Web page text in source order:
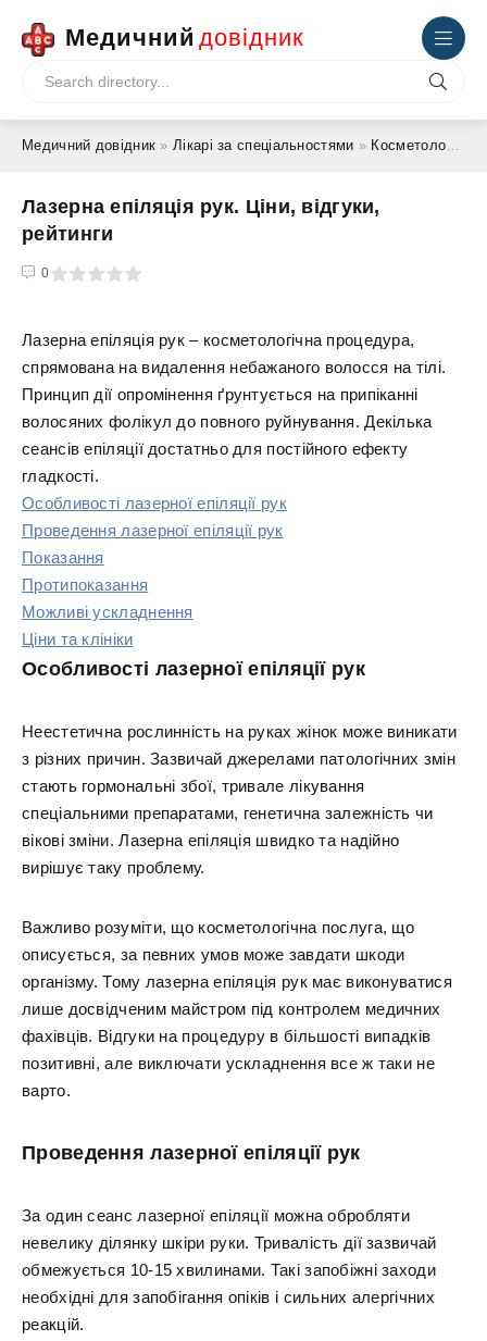
Медичний довідник
Медичний довідник »Лікарі за спеціальностями » Косметолог »
Лазерна епіляція рук. Ціни, відгуки,
рейтинги
0
5
Лазерна епіляція рук – косметологічна процедура,
спрямована на видалення небажаного волосся на тілі.
Принцип дії опромінення ґрунтується на припіканні
волосяних фолікул до повного руйнування. Декілька
сеансів епіляції достатньо для постійного ефекту
гладкості.
Особливості лазерної епіляції рук
Проведення лазерної епіляції рук
Показання
Протипоказання
Можливі ускладнення
Ціни та клініки
Особливості лазерної епіляції рук
Неестетична рослинність на руках жінок може виникати
з різних причин. Зазвичай джерелами патологічних змін
стають гормональні збої, тривале лікування
спеціальними препаратами, генетична залежність чи
вікові зміни. Лазерна епіляція швидко та надійно
вирішує таку проблему.
Важливо розуміти, що косметологічна послуга, що
описується, за певних умов може завдати шкоди
організму. Тому лазерна епіляція рук має виконуватися
лише досвідченим майстром під контролем медичних
фахівців. Відгуки на процедуру в більшості випадків
позитивні, але виключати ускладнення все ж таки не
варто.
Проведення лазерної епіляції рук
За один сеанс лазерної епіляції можна обробляти
невелику ділянку шкіри руки. Тривалість дії зазвичай
обмежується 10-15 хвилинами. Такі запобіжні заходи
необхідні для запобігання опіків і сильних алергічних
реакцій.